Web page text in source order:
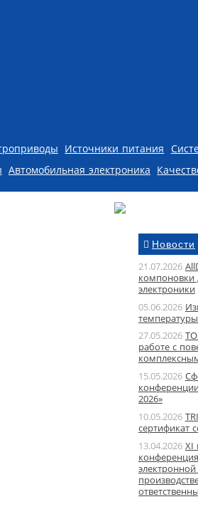
Источники питания
Автомобильная электроника
Новости
21.07.2026
компоновки
электроники
05.06.2026
27.05.2026
работе с
15.05.2026
2026»
10.05.2026
сертификат
13.04.2026 XI